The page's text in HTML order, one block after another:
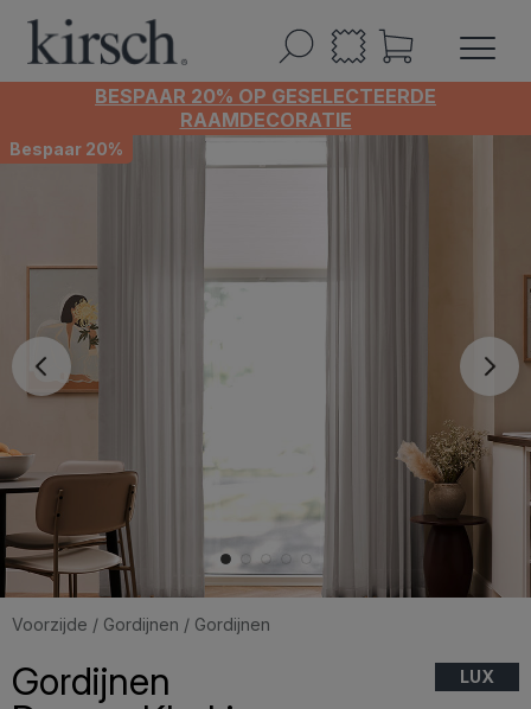
BESPAAR 20% OP GESELECTEERDE
RAAMDECORATIE
Bespaar 20%
Voorzijde / Gordijnen / Gordijnen
Gordijnen
LUX